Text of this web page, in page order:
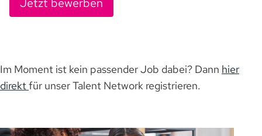
Im Moment ist kein passender Job dabei? Dann hier
direktfür unser Talent Network registrieren.